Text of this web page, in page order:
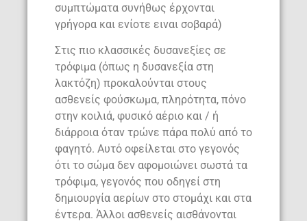
συμπτώματα συνήθως έρχονται
γρήγορα και ενίοτε ειναι σοβαρά)
Στις πιο κλασσικές δυσανεξίες σε
τρόφιμα (όπως η δυσανεξία στη
λακτόζη) προκαλούνται στους
ασθενείς φούσκωμα, πληρότητα, πόνο
στην κοιλιά, φυσικό αέριο και / ή
διάρροια όταν τρώνε πάρα πολύ από το
φαγητό. Αυτό οφείλεται στο γεγονός
ότι το σώμα δεν αφομοιώνει σωστά τα
τρόφιμα, γεγονός που οδηγεί στη
δημιουργία αερίων στο στομάχι και στα
έντερα. Άλλοι ασθενείς αισθάνονται